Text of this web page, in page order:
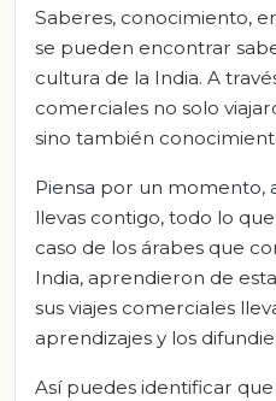
Saberes, conocimiento,
se pueden encontrar
cultura de la India. A
comerciales no solo
sino también
Piensa por un momento,
llevas contigo, todo lo
caso de los árabes que
India, aprendieron de
sus viajes comerciales
aprendizajes y los
Así puedes identificar